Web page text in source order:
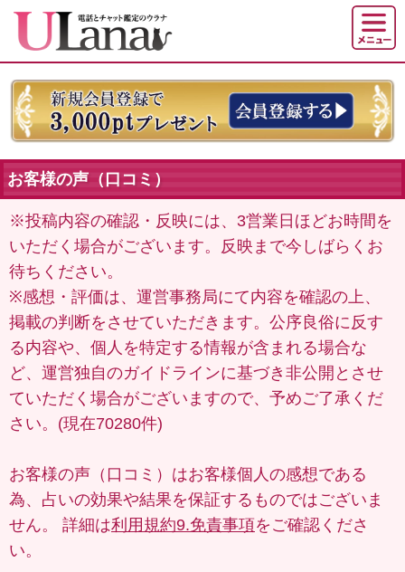
お客様の声（口コミ）
※投稿内容の確認・反映には、3営業日ほどお時間を
いただく場合がございます。反映まで今しばらくお
待ちください。
※感想・評価は、運営事務局にて内容を確認の上、
掲載の判断をさせていただきます。公序良俗に反す
る内容や、個人を特定する情報が含まれる場合な
ど、運営独自のガイドラインに基づき非公開とさせ
ていただく場合がございますので、予めご了承くだ
さい。(現在70280件)
お客様の声（口コミ）はお客様個人の感想である
為、占いの効果や結果を保証するものではございま
せん。 詳細は利用規約9.免責事項をご確認くださ
い。